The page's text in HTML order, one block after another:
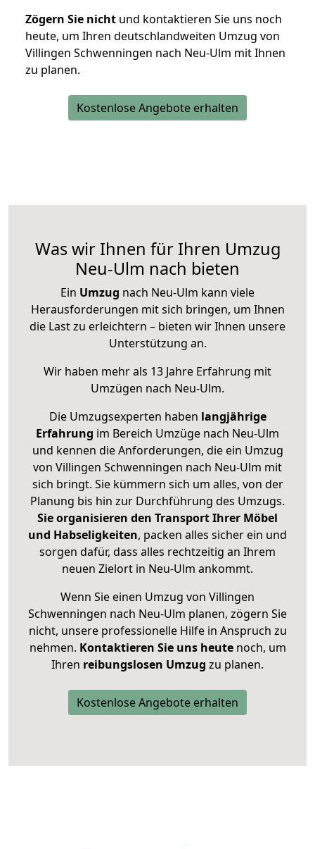
Zögern Sie nicht und kontaktieren Sie uns noch
heute, um Ihren deutschlandweiten Umzug von
Villingen Schwenningen nach Neu-Ulm mit Ihnen
zu planen.
Kostenlose Angebote erhalten
Was wir Ihnen für Ihren Umzug
Neu-Ulm nach bieten
Ein Umzug nach Neu-Ulm kann viele
Herausforderungen mit sich bringen, um Ihnen
die Last zu erleichtern – bieten wir Ihnen unsere
Unterstützung an.
Wir haben mehr als 13 Jahre Erfahrung mit
Umzügen nach Neu-Ulm.
Die Umzugsexperten haben langjährige
Erfahrung im Bereich Umzüge nach Neu-Ulm
und kennen die Anforderungen, die ein Umzug
von Villingen Schwenningen nach Neu-Ulm mit
sich bringt. Sie kümmern sich um alles, von der
Planung bis hin zur Durchführung des Umzugs.
Sie organisieren den Transport Ihrer Möbel
und Habseligkeiten, packen alles sicher ein und
sorgen dafür, dass alles rechtzeitig an Ihrem
neuen Zielort in Neu-Ulm ankommt.
Wenn Sie einen Umzug von Villingen
Schwenningen nach Neu-Ulm planen, zögern Sie
nicht, unsere professionelle Hilfe in Anspruch zu
nehmen. Kontaktieren Sie uns heutenoch, um
Ihren reibungslosen Umzug zu planen.
Kostenlose Angebote erhalten